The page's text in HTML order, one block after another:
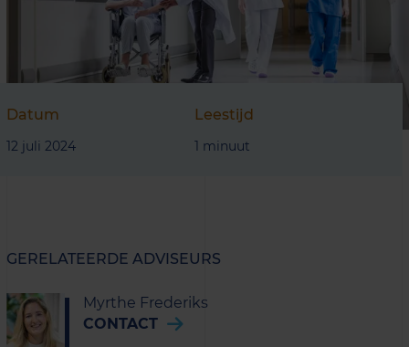
Datum
12 juli 2024
Leestijd
1 minuut
GERELATEERDE ADVISEURS
Myrthe Frederiks
CONTACT